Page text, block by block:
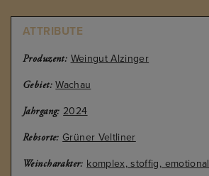
ATTRIBUTE
Produzent: Weingut Alzinger
Gebiet: Wachau
Jahrgang: 2024
Rebsorte: Grüner Veltliner
Weincharakter: komplex, stoffig, emotional